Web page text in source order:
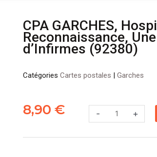
CPA GARCHES,
Reconnaissance,
d’Infirmes (92380)
Catégories Cartes postales | Garches
8,90 € -
de
CPA
Hospice
+